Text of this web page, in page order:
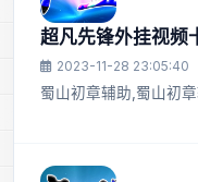
超凡先锋外挂视频
2023-11-28 23:05:40
蜀山初章辅助,蜀山初